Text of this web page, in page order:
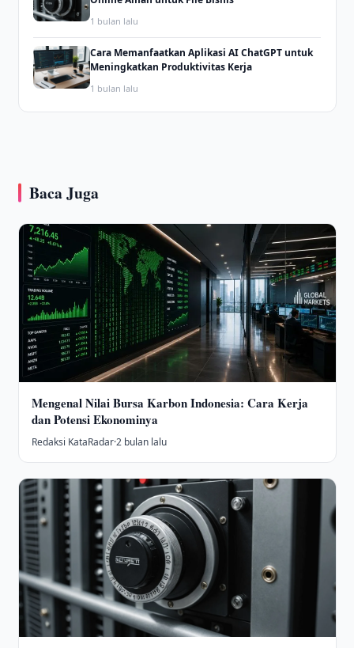
1 bulan lalu
Cara Memanfaatkan Aplikasi AI ChatGPT untuk
Meningkatkan Produktivitas Kerja
1 bulan lalu
Baca Juga
Mengenal Nilai Bursa Karbon Indonesia: Cara Kerja
dan Potensi Ekonominya
Redaksi KataRadar·2 bulan lalu